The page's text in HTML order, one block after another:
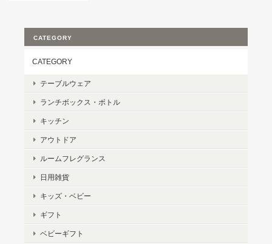
CATEGORY
CATEGORY
テーブルウェア
ランチボックス・ボトル
キッチン
アウトドア
ルームフレグランス
日用雑貨
キッズ・ベビー
ギフト
ベビーギフト